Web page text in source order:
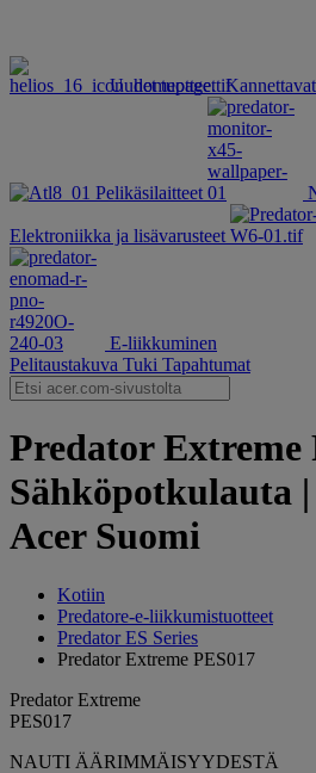
Uudet tuotteet Kannettavat
Pelikäsilaitteet
Elektroniikka ja lisävarusteet
E-liikkuminen
Pelitaustakuva Tuki Tapahtumat
Predator Extreme
Sähköpotkulauta
Acer Suomi
Kotiin
‌Predatore-e-liikkumistuotteet
Predator ES Series
Predator Extreme PES017
Predator Extreme
PES017
NAUTI ÄÄRIMMÄISYYDESTÄ